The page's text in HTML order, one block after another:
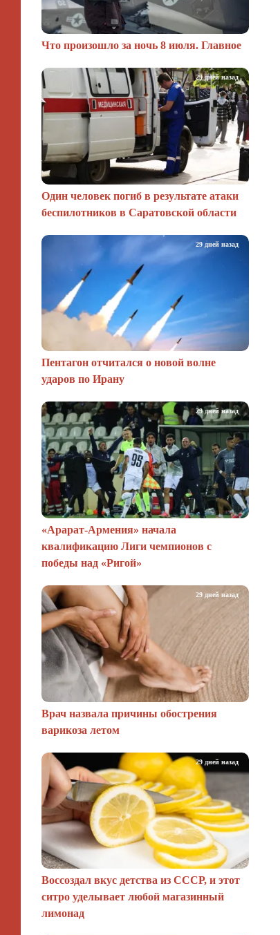
Что произошло за ночь 8 июля. Главное
Один человек погиб в результате атаки
беспилотников в Саратовской области
29 дней назад
Пентагон отчитался о новой волне
ударов по Ирану
29 дней назад
«Арарат‑Армения» начала
квалификацию Лиги чемпионов с
победы над «Ригой»
29 дней назад
Врач назвала причины обострения
варикоза летом
29 дней назад
Воссоздал вкус детства из СССР, и этот
ситро уделывает любой магазинный
лимонад
29 дней назад